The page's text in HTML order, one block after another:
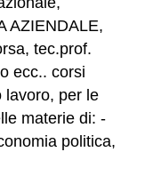
AZIENDALE,
tec.prof.
ecc.. corsi
lavoro, per le
materie di: -
politica,